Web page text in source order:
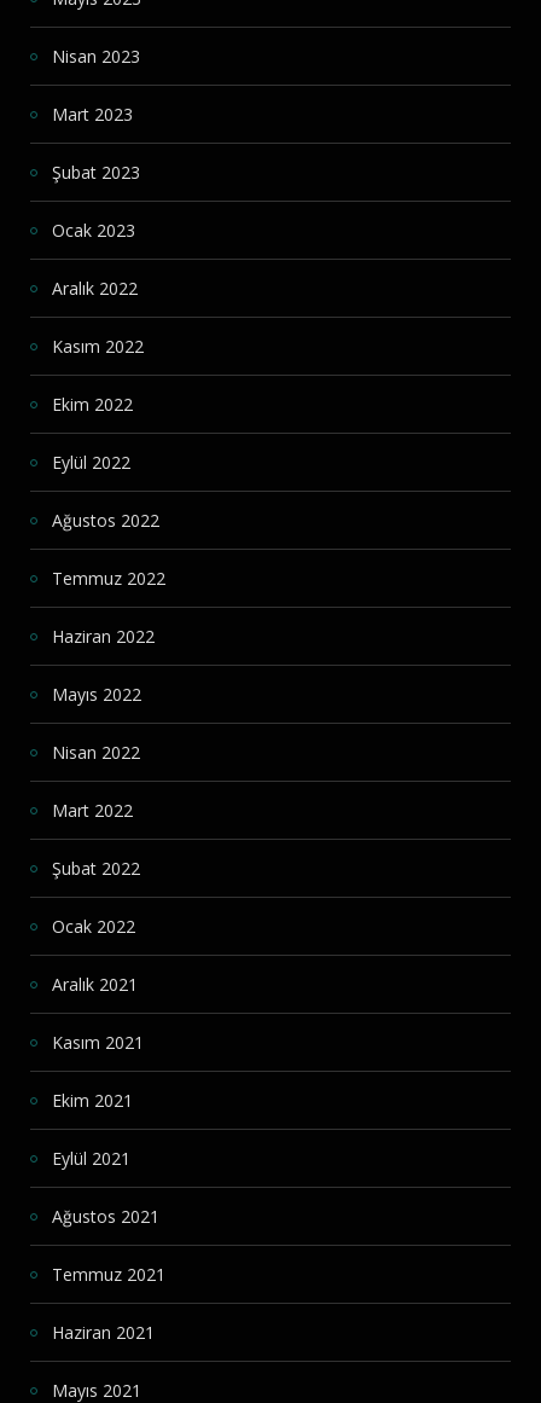
Nisan 2023
Mart 2023
Şubat 2023
Ocak 2023
Aralık 2022
Kasım 2022
Ekim 2022
Eylül 2022
Ağustos 2022
Temmuz 2022
Haziran 2022
Mayıs 2022
Nisan 2022
Mart 2022
Şubat 2022
Ocak 2022
Aralık 2021
Kasım 2021
Ekim 2021
Eylül 2021
Ağustos 2021
Temmuz 2021
Haziran 2021
Mayıs 2021